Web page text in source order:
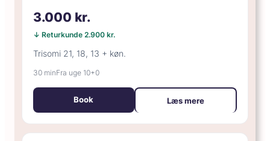
3.000 kr.
↓ Returkunde 2.900 kr.
Trisomi 21, 18, 13 + køn.
30 minFra uge 10+0
Book Læs mere